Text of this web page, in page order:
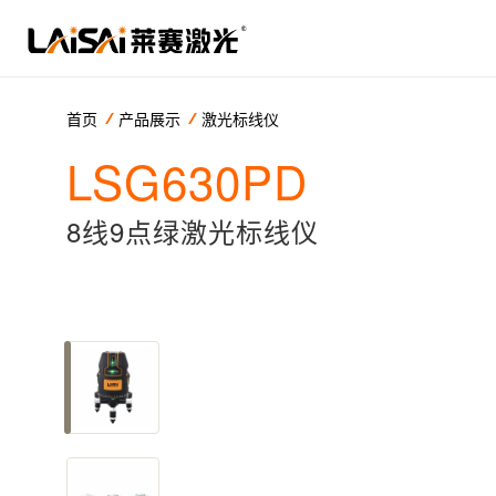
首页 产品展示 激光标线仪
LSG630PD
8线9点绿激光标线仪